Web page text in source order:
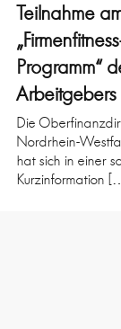
Teilnahme
Programm“
Arbeitgebers
Die
Nordrhein-
hat sich in einer
Kurzinformation